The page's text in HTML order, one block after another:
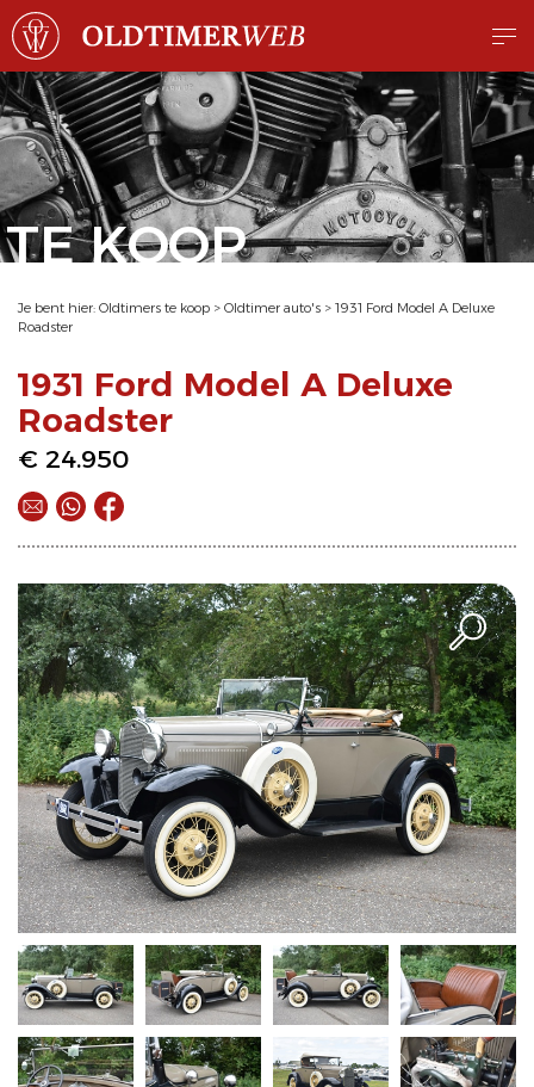
TE KOOP
Je bent hier: Oldtimers te koop > Oldtimer auto's > 1931 Ford Model A Deluxe
Roadster
1931 Ford Model A Deluxe
Roadster
€ 24.950